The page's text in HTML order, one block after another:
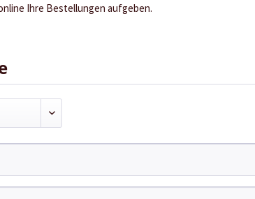
Ihre Bestellungen aufgeben.